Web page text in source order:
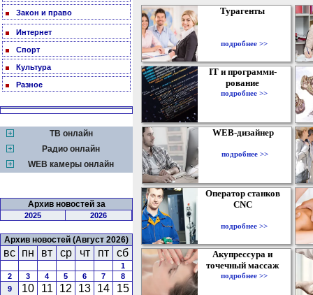
Закон и право
Интернет
Спорт
Культура
Разное
ТВ онлайн
Радио онлайн
WEB камеры онлайн
Архив новостей за
2025 2026
Архив новостей (Август 2026)
вс пн вт ср чт пт сб
1
2
3 4 5 6 7
8
9
10 11 12 13 14
15
Турагенты
подробнее >>
IT и программи-
рование
подробнее >>
WEB-дизайнер
подробнее >>
Оператор станков
CNC
подробнее >>
Акупрессура и
точечный массаж
подробнее >>